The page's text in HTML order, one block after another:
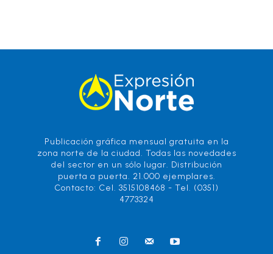
Publicación gráfica mensual gratuita en la
zona norte de la ciudad. Todas las novedades
del sector en un sólo lugar. Distribución
puerta a puerta. 21.000 ejemplares.
Contacto: Cel. 3515108468 - Tel. (0351)
4773324